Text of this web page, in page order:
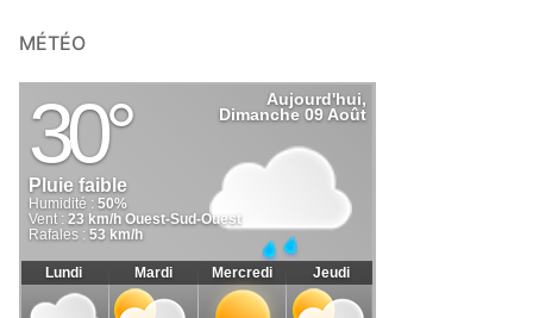
MÉTÉO